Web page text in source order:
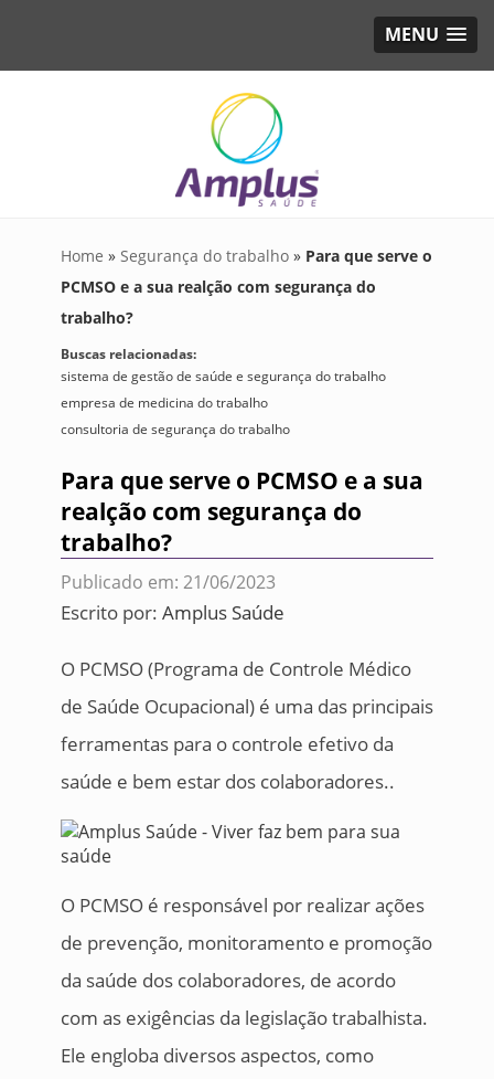
MENU
Home » Segurança do trabalho » Para que serve o
PCMSO e a sua realção com segurança do
trabalho?
Buscas relacionadas:
sistema de gestão de saúde e segurança do trabalho
empresa de medicina do trabalho
consultoria de segurança do trabalho
Para que serve o PCMSO e a sua
realção com segurança do
trabalho?
Publicado em: 21/06/2023
Escrito por: Amplus Saúde
O PCMSO (Programa de Controle Médico
de Saúde Ocupacional) é uma das principais
ferramentas para o controle efetivo da
saúde e bem estar dos colaboradores..
O PCMSO é responsável por realizar ações
de prevenção, monitoramento e promoção
da saúde dos colaboradores, de acordo
com as exigências da legislação trabalhista.
Ele engloba diversos aspectos, como